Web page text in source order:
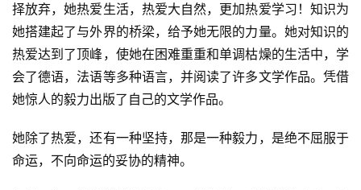
择放弃，她热爱生活，热爱大自然，更加热爱学习！知识为
她搭建起了与外界的桥梁，给予她无限的力量。她对知识的
热爱达到了顶峰，使她在困难重重和单调枯燥的生活中，学
会了德语，法语等多种语言，并阅读了许多文学作品。凭借
她惊人的毅力出版了自己的文学作品。
她除了热爱，还有一种坚持，那是一种毅力，是绝不屈服于
命运，不向命运的妥协的精神。